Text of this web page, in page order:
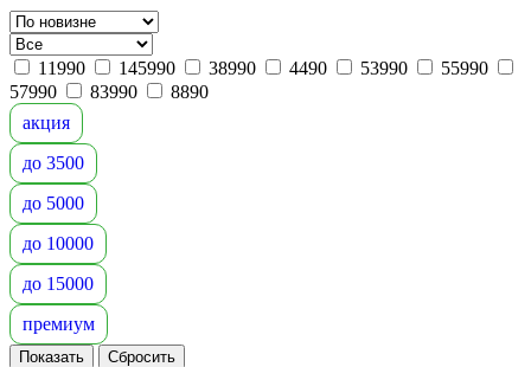
11990 145990 38990 4490 53990
55990
57990
83990
8890
акция
до 3500
до 5000
до 10000
до 15000
премиум